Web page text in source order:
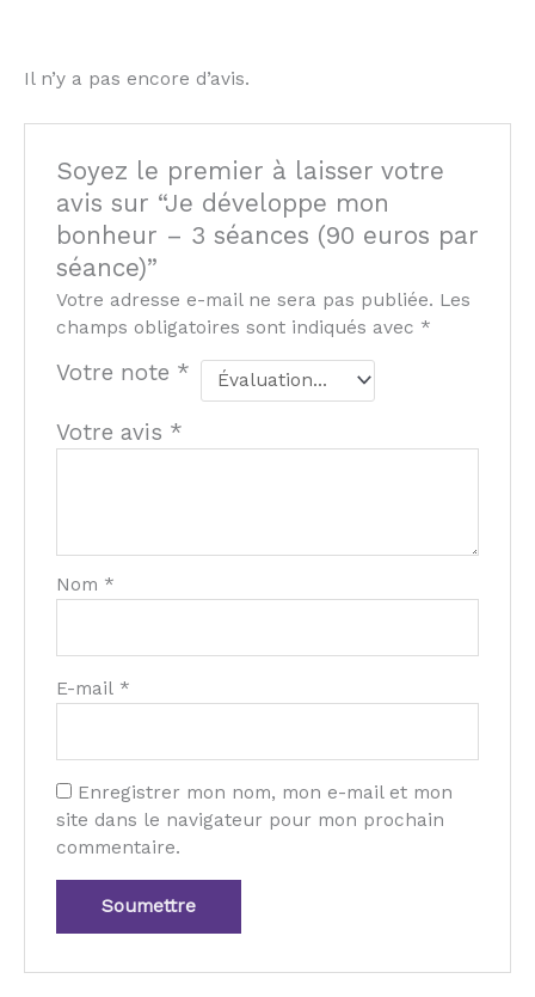
Il n’y a pas encore d’avis.
Soyez le premier à laisser votre
avis sur “Je développe mon
bonheur – 3 séances (90 euros par
séance)”
Votre adresse e-mail ne sera pas publiée. Les
champs obligatoires sont indiqués avec *
Votre note *
Votre avis *
Nom *
E-mail *
Enregistrer mon nom, mon e-mail et mon
site dans le navigateur pour mon prochain
commentaire.